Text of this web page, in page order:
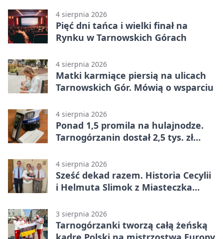
4 sierpnia 2026
Pięć dni tańca i wielki finał na
Rynku w Tarnowskich Górach
4 sierpnia 2026
Matki karmiące piersią na ulicach
Tarnowskich Gór. Mówią o wsparciu
4 sierpnia 2026
Ponad 1,5 promila na hulajnodze.
Tarnogórzanin dostał 2,5 tys. zł
4 sierpnia 2026
Sześć dekad razem. Historia Cecylii
i Helmuta Slimok z Miasteczka
3 sierpnia 2026
Tarnogórzanki tworzą całą żeńską